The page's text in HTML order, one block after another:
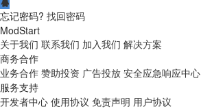
忘记密码? 找回密码
ModStart
关于我们 联系我们 加入我们 解决方案
商务合作
业务合作 赞助投资 广告投放 安全应急响应中心
服务支持
开发者中心 使用协议 免责声明 用户协议